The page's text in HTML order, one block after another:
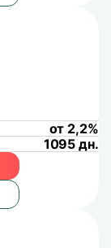
от 2,2%
1095 дн.